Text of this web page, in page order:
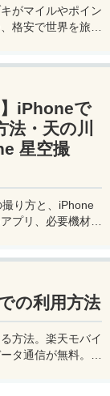
がマイルやポイン
格安で世界を旅す
様々な情報をお届
することもあり、
。
】iPhoneで
・天の川
星空撮
り方と、iPhone
プリ、必要機材な
ので、iPhoneで
チャレンジしてみ
の利用方法
方法。楽天モバイ
タ通信が無料。ま